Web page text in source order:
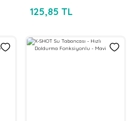
125,85 TL